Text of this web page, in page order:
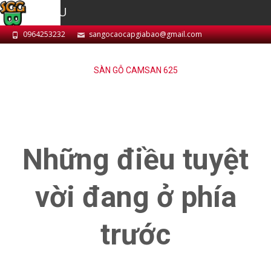
0964253232 sangocaocapgiabao@gmail.com
SÀN GỖ CAMSAN 625
Những điều tuyệt
vời đang ở phía
trước
MENU